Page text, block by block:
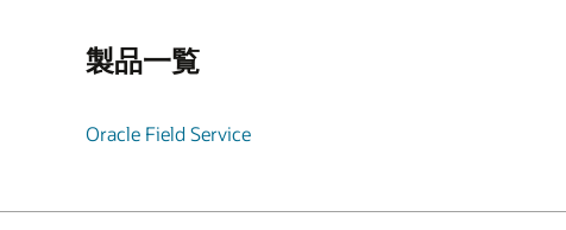
製品一覧
Oracle Field Service